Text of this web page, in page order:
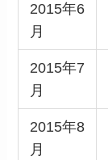
2015年6
月
2015年7
月
2015年8
月